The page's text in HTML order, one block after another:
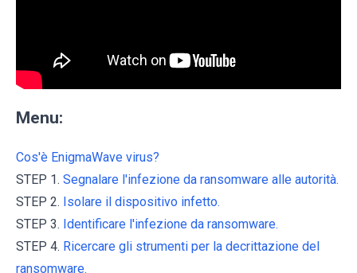
Menu:
Cos'è EnigmaWave virus?
STEP 1. Segnalare l'infezione da ransomware alle autorità.
STEP 2. Isolare il dispositivo infetto.
STEP 3. Identificare l'infezione da ransomware.
STEP 4. Ricercare gli strumenti per la decrittazione del
ransomware.